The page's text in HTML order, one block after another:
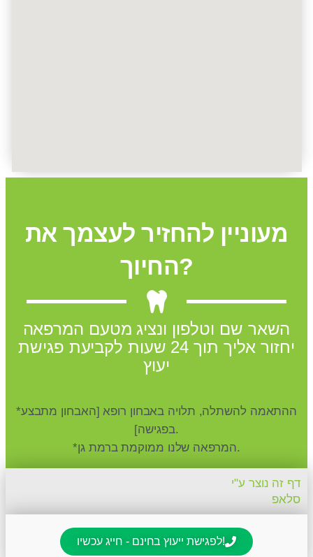
מעוניין להחזיר לעצמך את
החיוך?
השאר שם וטלפון ונציג מטעם המרפאה
יחזור אליך תוך 24 שעות לקביעת פגישת
יעוץ
*ההתאמה להשתלה, תלויה באבחון רופא [האבחון מתבצע
בפגישה].
*המרפאה שלנו ממוקמת ברמת גן.
דף זה נוצר ע"י
סלאפ
לפגישת ייעוץ בחינם - חייג עכשיו!